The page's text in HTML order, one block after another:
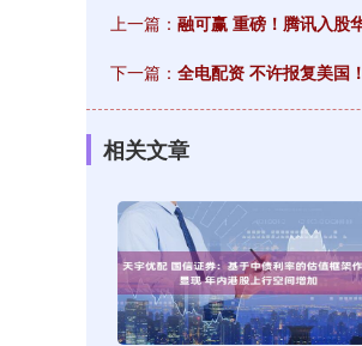
上一篇： 融可赢 重磅！腾讯入股
下一篇： 全电配资 不许报复美国
相关文章